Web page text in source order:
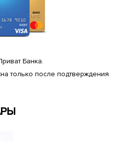
Банка.
только после подтверждения